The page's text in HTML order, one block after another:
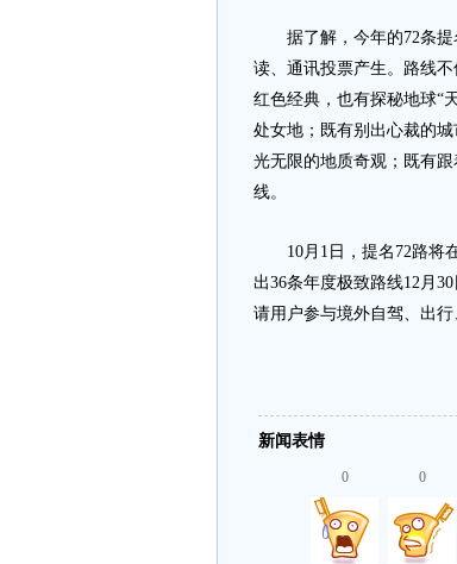
据了解，今年的72条提
读、通讯投票产生。路线
红色经典，也有探秘地球“
处女地；既有别出心裁的
光无限的地质奇观；既有
线。
10月1日，提名72路将在
出36条年度极致路线12月
请用户参与境外自驾、出
新闻表情
0 0